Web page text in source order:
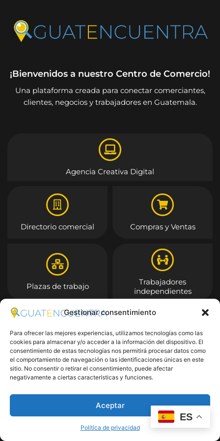
Gestionar consentimiento
Para ofrecer las mejores experiencias, utilizamos tecnologías como las
cookies para almacenar y/o acceder a la información del dispositivo. El
consentimiento de estas tecnologías nos permitirá procesar datos como
el comportamiento de navegación o las identificaciones únicas en este
sitio. No consentir o retirar el consentimiento, puede afectar
negativamente a ciertas características y funciones.
Aceptar
Política de privacidad
¡Bienvenidos a nuestro Centro de Comercio!
Una plataforma creada para conectar comerciantes,
clientes, negocios y trabajadores en Guatemala.
Agencia Creativa Digital
Directorio comercial Compras y Ventas
Plazas de trabajo
Trabajadores
independientes
Entrar
ES